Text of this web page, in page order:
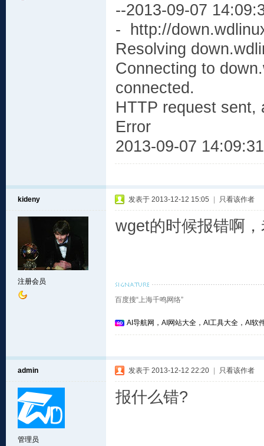
--2013-09-07
- http://
Resolving
Connecting to
connected.
HTTP request sent,
Error
2013-09-07
kideny
注册会员
发表于 2013-12-12 15:05 只看该作者
wget的时候报错啊
百度搜“上海千鸣网络”
AI导航网，AI网站大全，AI工具大全，AI软
admin
管理员
发表于 2013-12-12 22:20 只看该作者
报什么错?